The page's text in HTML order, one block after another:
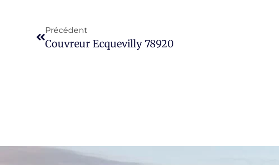
Précédent
Couvreur Ecquevilly 78920